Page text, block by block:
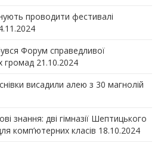
проводити фестивалі
Форум справедливої
громад 21.10.2024
висадили алею з 30 магнолій
знання: дві гімназії Шептицького
комп’ютерних класів 18.10.2024